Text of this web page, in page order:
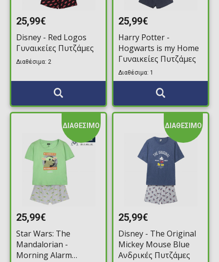
25,99€
Disney - Red Logos
Γυναικείες Πυτζάμες
Διαθέσιμα: 2
25,99€
Harry Potter -
Hogwarts is my Home
Γυναικείες Πυτζάμες
Διαθέσιμα: 1
ΔΙΑΘΕΣΙΜΟ
25,99€
Star Wars: The
Mandalorian -
Morning Alarm
ΔΙΑΘΕΣΙΜΟ
25,99€
Disney - The Original
Mickey Mouse Blue
Ανδρικές Πυτζάμες